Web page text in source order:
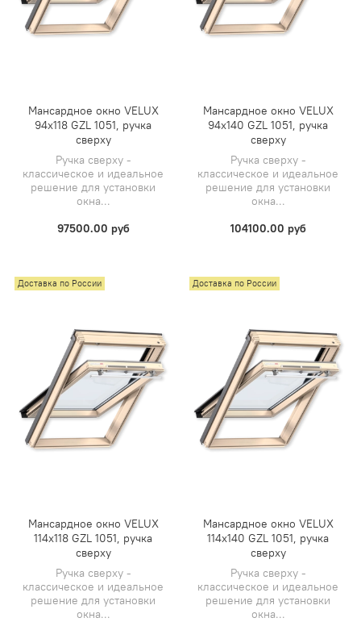
Мансардное окно VELUX
94х118 GZL 1051, ручка
сверху
Ручка сверху -
классическое и идеальное
решение для установки
окна...
97500.00 руб
Мансардное окно VELUX
94х140 GZL 1051, ручка
сверху
Ручка сверху -
классическое и идеальное
решение для установки
окна...
104100.00 руб
Доставка по России
Мансардное окно VELUX
114х118 GZL 1051, ручка
сверху
Ручка сверху -
классическое и идеальное
решение для установки
окна...
Доставка по России
Мансардное окно VELUX
114х140 GZL 1051, ручка
сверху
Ручка сверху -
классическое и идеальное
решение для установки
окна...